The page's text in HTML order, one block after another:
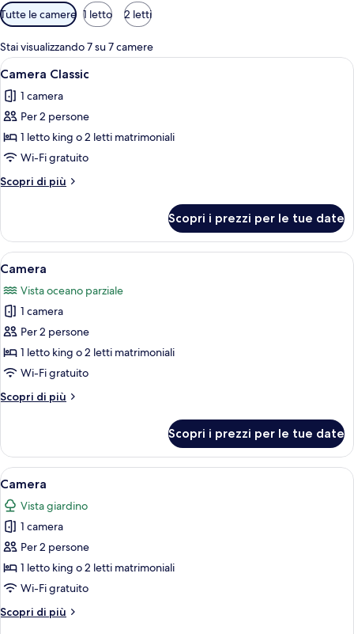
Filtri
disponibili
per
le
camere
Tutte le camere 1 letto 2 letti
Stai visualizzando 7 su 7 camere
Apri
tutte
le
foto
per
Camera
Classic
Camera d'albergo con due letti, una
9
Camera Classic
1 camera
Per 2 persone
1 letto king o 2 letti matrimoniali
Wi-Fi gratuito
Scopri di più
Altri
Classic
Scopri i prezzi per le tue date
Apri
tutte
le
foto
per
Camera
Biancheria da letto ipoallergenica,
9
Camera
Vista oceano parziale
1 camera
Per 2 persone
1 letto king o 2 letti matrimoniali
Wi-Fi gratuito
Scopri di più
Altri
Scopri i prezzi per le tue date
Apri
tutte
le
foto
per
Camera
Una camera d'albergo con due letti,
6
Camera
Vista giardino
1 camera
Per 2 persone
1 letto king o 2 letti matrimoniali
Wi-Fi gratuito
Scopri di più
Altri